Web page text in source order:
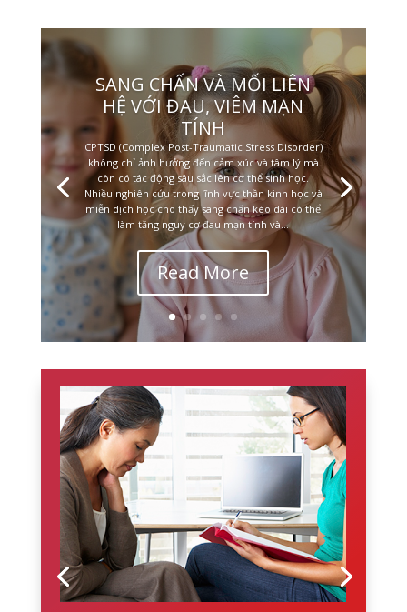
SANG CHẤN VÀ MỐI LIÊN
HỆ VỚI ĐAU, VIÊM MẠN
TÍNH
CPTSD (Complex Post-Traumatic Stress Disorder)
không chỉ ảnh hưởng đến cảm xúc và tâm lý mà
còn có tác động sâu sắc lên cơ thể sinh học.
Nhiều nghiên cứu trong lĩnh vực thần kinh học và
miễn dịch học cho thấy sang chấn kéo dài có thể
làm tăng nguy cơ đau mạn tính và...
Read More